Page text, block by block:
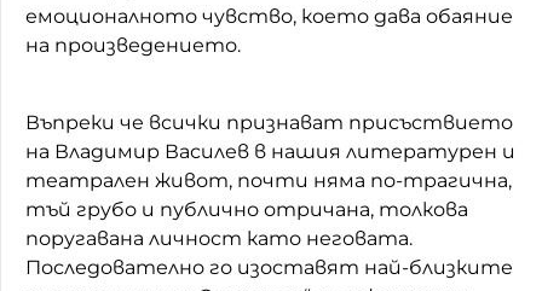
емоционалното чувство, което дава обаяние
на произведението.
Въпреки че всички признават присъствието
на Владимир Василев в нашия литературен и
театрален живот, почти няма по-трагична,
тъй грубо и публично отричана, толкова
поругавана личност като неговата.
Последователно го изоставят най-близките